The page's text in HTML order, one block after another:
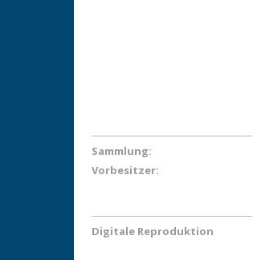
Sammlung:
Vorbesitzer:
Digitale Reproduktion